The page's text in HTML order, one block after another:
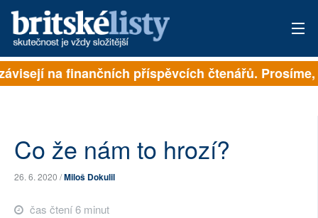
PŘIHLÁSIT
ARCHIV
ROZHOVORY
TÉMATA
na finančních příspěvcích čtenářů. Prosíme,
Co že nám to hrozí?
26. 6. 2020 /Miloš Dokulil
čas čtení 6 minut